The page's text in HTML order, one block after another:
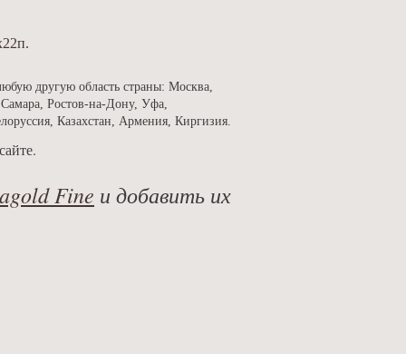
другую область страны: Москва,
Ростов-на-Дону, Уфа,
Казахстан, Армения, Киргизия.
Fine и добавить их